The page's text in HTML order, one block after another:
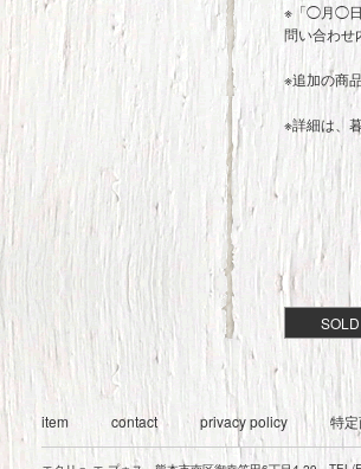
※「◯月◯日
問い合わせ
※追加の商
※詳細は、
item contact privacy policy 特